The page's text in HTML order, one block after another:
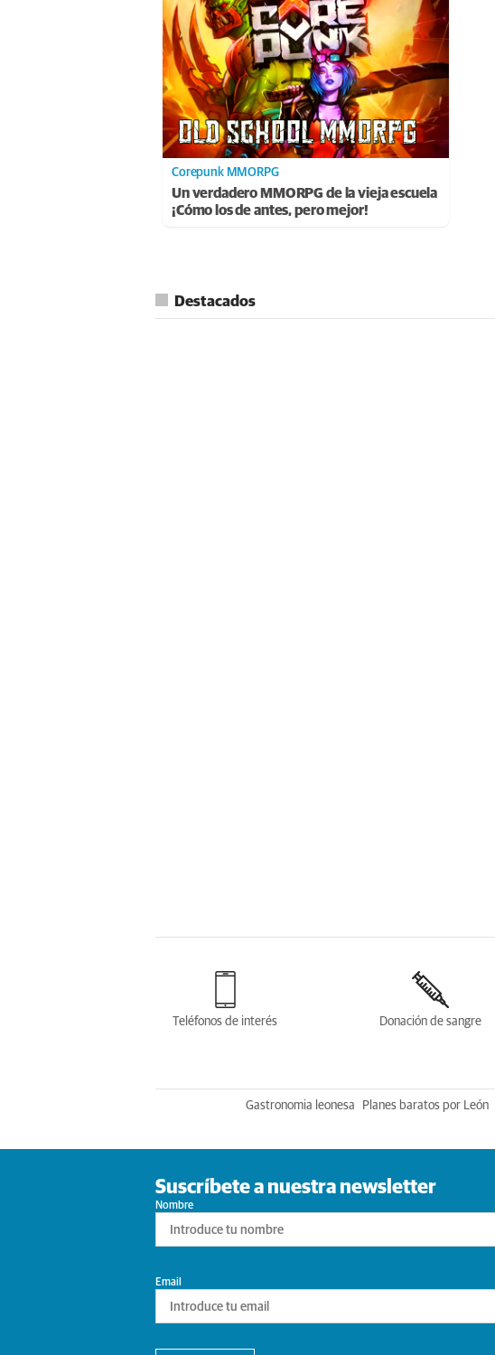
Corepunk MMORPG
Un verdadero MMORPG de la vieja escuela
¡Cómo los de antes, pero mejor!
Destacados
Teléfonos de interés Donación de sangre
Gastronomia leonesa Planes baratos por León
Suscríbete a nuestra newsletter
Nombre
Email